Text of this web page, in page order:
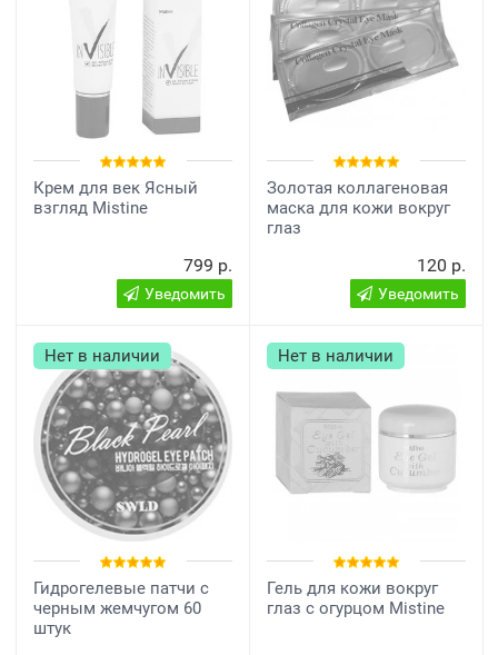
Крем для век Ясный
взгляд Mistine
799 р.
Уведомить
Золотая коллагеновая
маска для кожи вокруг
глаз
120 р.
Уведомить
Нет в наличии
Гидрогелевые патчи с
черным жемчугом 60
штук
Нет в наличии
Гель для кожи вокруг
глаз с огурцом Mistine